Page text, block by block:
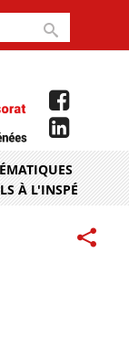
À L'INSPÉ